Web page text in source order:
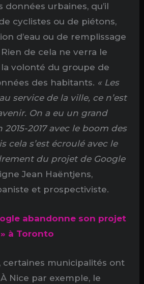
données urbaines, qu’il
cyclistes ou de piétons,
d’eau ou de remplissage
de cela ne verra le
volonté du groupe de
des habitants. « Les
service de la ville, ce n’est
On a eu un grand
2017 avec leboom des
cela s’est écroulé avec le
du projet de Google
Jean Haëntjens,
et prospectiviste.
abandonne son projet
à Toronto
certaines municipalités ont
Nice par exemple, le